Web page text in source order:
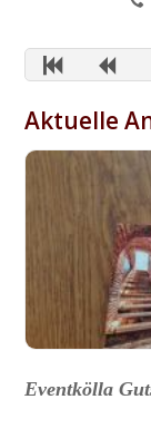
Aktuelle
Eventkölla